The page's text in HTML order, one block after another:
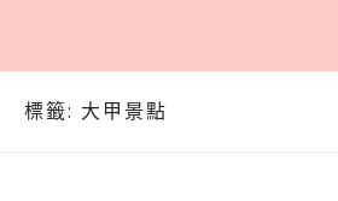
標籤: 大甲景點